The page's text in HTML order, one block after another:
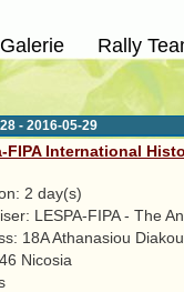
Galerie Rally
- 2016-05-29
FIPA International
2 day(s)
LESPA-FIPA - The
18A Athanasiou
Nicosia